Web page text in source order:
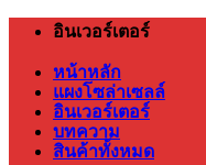
ข้าม
เนื้อหา
อินเวอร์เตอร์
หน้าหลัก
แผงโซล่าเซลล์
อินเวอร์เตอร์
บทความ
สินค้าทั้งหมด